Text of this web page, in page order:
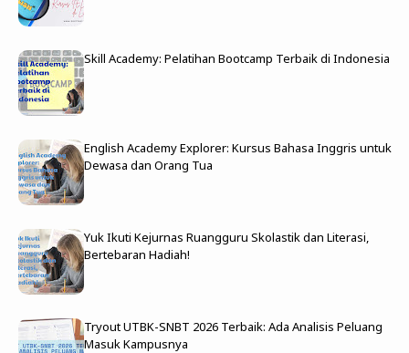
Skill Academy: Pelatihan Bootcamp Terbaik di Indonesia
English Academy Explorer: Kursus Bahasa Inggris untuk
Dewasa dan Orang Tua
Yuk Ikuti Kejurnas Ruangguru Skolastik dan Literasi,
Bertebaran Hadiah!
Tryout UTBK-SNBT 2026 Terbaik: Ada Analisis Peluang
Masuk Kampusnya